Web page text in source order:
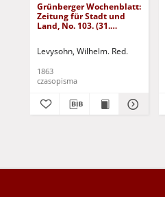
Grünberger Wochenblatt:
Zeitung für Stadt und
Land, No. 103. (31.
Levysohn, Wilhelm. Red.
1863
czasopisma